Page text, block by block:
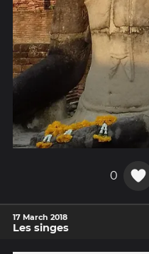
0
17 March 2018
Les singes